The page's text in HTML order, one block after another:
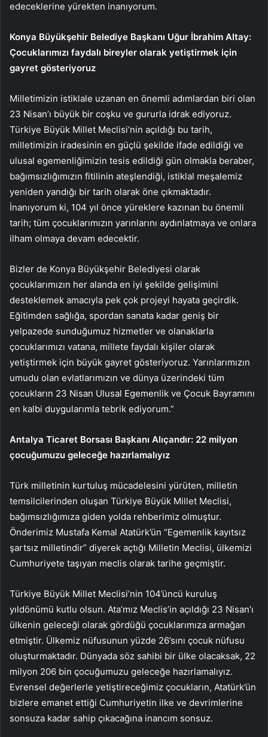
edeceklerine yürekten inanıyorum.
Konya Büyükşehir Belediye Başkanı Uğur İbrahim Altay:
Çocuklarımızı faydalı bireyler olarak yetiştirmek için
gayret gösteriyoruz
Milletimizin istiklale uzanan en önemli adımlardan biri olan
23 Nisan’ı büyük bir coşku ve gururla idrak ediyoruz.
Türkiye Büyük Millet Meclisi’nin açıldığı bu tarih,
milletimizin iradesinin en güçlü şekilde ifade edildiği ve
ulusal egemenliğimizin tesis edildiği gün olmakla beraber,
bağımsızlığımızın fitilinin ateşlendiği, istiklal meşalemiz
yeniden yandığı bir tarih olarak öne çıkmaktadır.
İnanıyorum ki, 104 yıl önce yüreklere kazınan bu önemli
tarih; tüm çocuklarımızın yarınlarını aydınlatmaya ve onlara
ilham olmaya devam edecektir.
Bizler de Konya Büyükşehir Belediyesi olarak
çocuklarımızın her alanda en iyi şekilde gelişimini
desteklemek amacıyla pek çok projeyi hayata geçirdik.
Eğitimden sağlığa, spordan sanata kadar geniş bir
yelpazede sunduğumuz hizmetler ve olanaklarla
çocuklarımızı vatana, millete faydalı kişiler olarak
yetiştirmek için büyük gayret gösteriyoruz. Yarınlarımızın
umudu olan evlatlarımızın ve dünya üzerindeki tüm
çocukların 23 Nisan Ulusal Egemenlik ve Çocuk Bayramını
en kalbi duygularımla tebrik ediyorum.”
Antalya Ticaret Borsası Başkanı Alıçandır: 22 milyon
çocuğumuzu geleceğe hazırlamalıyız
Türk milletinin kurtuluş mücadelesini yürüten, milletin
temsilcilerinden oluşan Türkiye Büyük Millet Meclisi,
bağımsızlığımıza giden yolda rehberimiz olmuştur.
Önderimiz Mustafa Kemal Atatürk’ün “Egemenlik kayıtsız
şartsız milletindir” diyerek açtığı Milletin Meclisi, ülkemizi
Cumhuriyete taşıyan meclis olarak tarihe geçmiştir.
Türkiye Büyük Millet Meclisi’nin 104’üncü kuruluş
yıldönümü kutlu olsun. Ata’mız Meclis’in açıldığı 23 Nisan’ı
ülkenin geleceği olarak gördüğü çocuklarımıza armağan
etmiştir. Ülkemiz nüfusunun yüzde 26’sını çocuk nüfusu
oluşturmaktadır. Dünyada söz sahibi bir ülke olacaksak, 22
milyon 206 bin çocuğumuzu geleceğe hazırlamalıyız.
Evrensel değerlerle yetiştireceğimiz çocukların, Atatürk’ün
bizlere emanet ettiği Cumhuriyetin ilke ve devrimlerine
sonsuza kadar sahip çıkacağına inancım sonsuz.